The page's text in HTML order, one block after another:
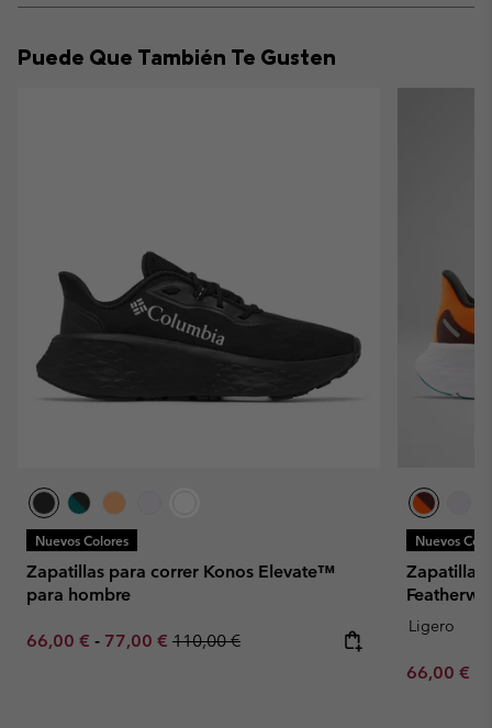
or
Puede Que También Te Gusten
Nuevos Colores
Zapatillas para correr Konos Elevate™
para hombre
Minimum sale price:
66,00 € - Maximum sale price:
77,00 € Regular price:
110,00 €
Nuevos
Zapatillas
Ligero
Minimum
66,00 €